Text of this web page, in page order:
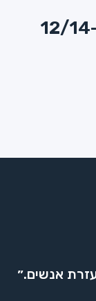
כוס בירה איכותית-בינונית-12/14
אנשים.״